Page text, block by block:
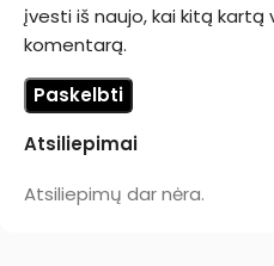
Atsiliepimai
Atsiliepimų dar nėra.
įvesti iš naujo, kai kitą kartą
komentarą.